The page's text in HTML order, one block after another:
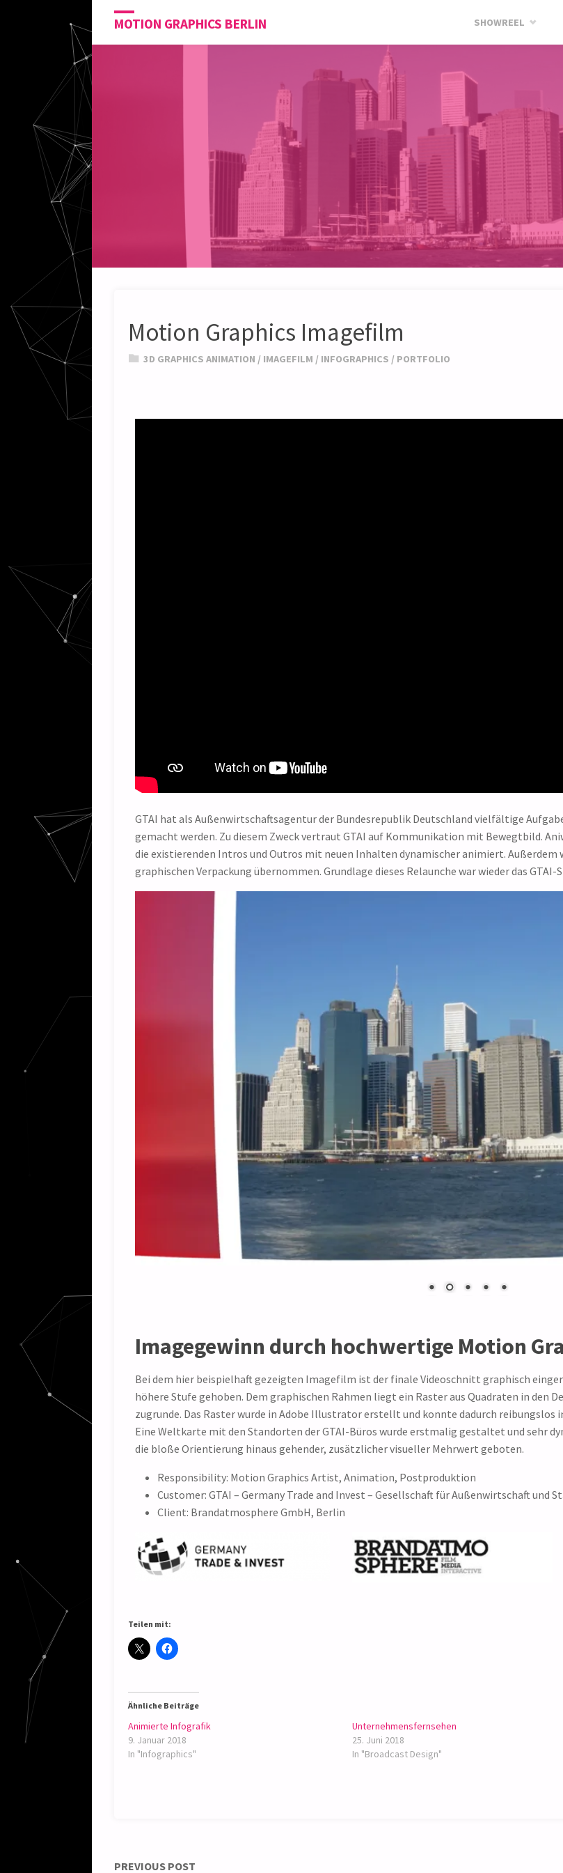
MOTION GRAPHICS BERLIN SHOWREEL
Motion Graphics Imagefilm
3D GRAPHICS ANIMATION / IMAGEFILM / INFOGRAPHICS / PORTFOLIO
GTAI hat als Außenwirtschaftsagentur der Bundesrepublik Deutschland vielfältige
gemacht werden. Zu diesem Zweck vertraut GTAI auf Kommunikation mit Bewegtbild.
die existierenden Intros und Outros mit neuen Inhalten dynamischer animiert.
graphischen Verpackung übernommen. Grundlage dieses Relaunche war wieder das
Imagegewinn durch hochwertige Motion
Bei dem hier beispielhaft gezeigten Imagefilm ist der finale Videoschnitt graphisch
höhere Stufe gehoben. Dem graphischen Rahmen liegt ein Raster aus Quadraten in den
zugrunde. Das Raster wurde in Adobe Illustrator erstellt und konnte dadurch reibungslos
Eine Weltkarte mit den Standorten der GTAI-Büros wurde erstmalig gestaltet und sehr
die bloße Orientierung hinaus gehender, zusätzlicher visueller Mehrwert geboten.
Responsibility: Motion Graphics Artist, Animation, Postproduktion
Customer: GTAI – Germany Trade and Invest – Gesellschaft für Außenwirtschaft und
Client: Brandatmosphere GmbH, Berlin
Teilen mit:
Ähnliche Beiträge
Animierte Infografik
9. Januar 2018
In "Infographics"
Unternehmensfernsehen
25. Juni 2018
In "Broadcast Design"
PREVIOUS POST